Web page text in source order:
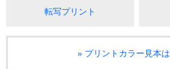
転写プリント
» プリントカラー見本